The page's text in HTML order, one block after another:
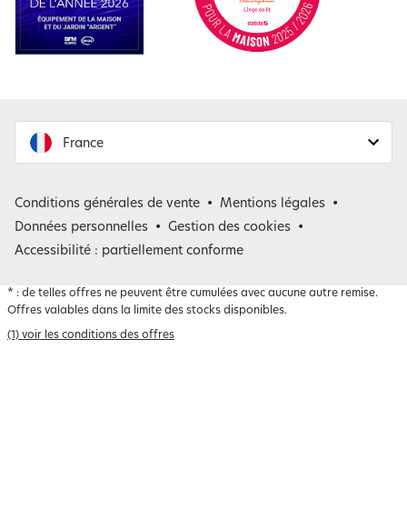
France
Belgique
Conditions générales de vente
Mentions légales
Données personnelles
Gestion des cookies
Accessibilité : partiellement conforme
* : de telles offres ne peuvent être cumulées avec aucune autre remise.
Offres valables dans la limite des stocks disponibles.
(1) voir les conditions des offres